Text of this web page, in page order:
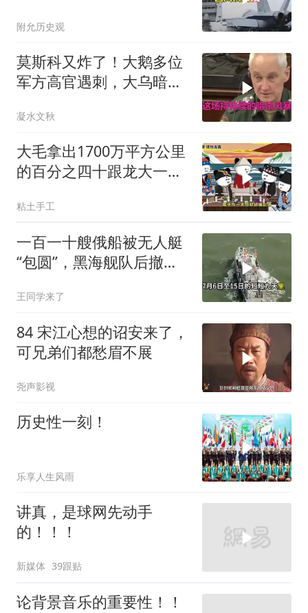
附允历史观
莫斯科又炸了！大鹅多位
军方高官遇刺，大乌暗杀
凝水文秋
大毛拿出1700万平方公里
的百分之四十跟龙大一起
粘土手工
一百一十艘俄船被无人艇
“包圆”，黑海舰队后撤数
王同学来了
84 宋江心想的诏安来了，
可兄弟们都愁眉不展
尧声影视
历史性一刻！
乐享人生风雨
讲真，是球网先动手
的！！！
新媒体 39跟贴
论背景音乐的重要性！！